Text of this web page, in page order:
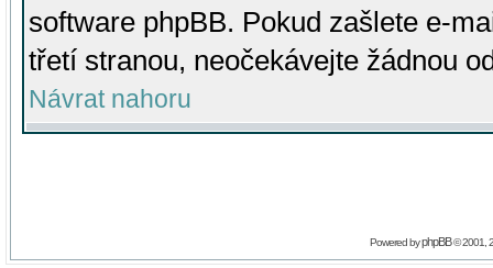
software phpBB. Pokud zašlete e-
třetí stranou, neočekávejte žádnou
Návrat nahoru
Powered byphpBB© 2001,